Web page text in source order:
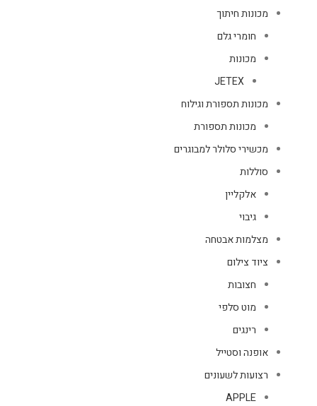
מכונות חיתוך
חומרי גלם
מכונות
JETEX
מכונות תספורת וגילוח
מכונות תספורת
מכשירי סלולר למבוגרים
סוללות
אלקליין
גיבוי
מצלמות אבטחה
ציוד צילום
חצובות
מוט סלפי
רינגים
אופנה וסטייל
רצועות לשעונים
APPLE